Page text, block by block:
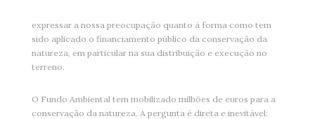
expressar a nossa preocupação quanto à forma como tem
sido aplicado o financiamento público da conservação da
natureza, em particular na sua distribuição e execução no
terreno.
O Fundo Ambiental tem mobilizado milhões de euros para a
conservação da natureza. A pergunta é direta e inevitável: